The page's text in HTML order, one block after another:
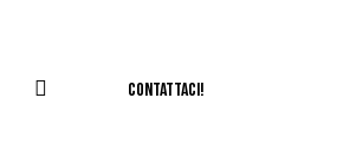
CONTATTACI!